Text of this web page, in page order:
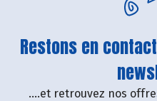
Restons en
....et retrouvez nos